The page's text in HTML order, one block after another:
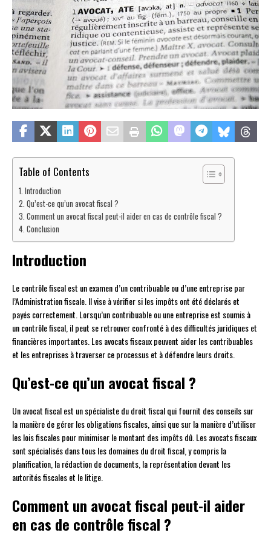
Table of Contents
Introduction
Qu’est-ce qu’un avocat fiscal ?
Comment un avocat fiscal peut-il aider en cas de contrôle fiscal ?
Conclusion
Introduction
Le contrôle fiscal est un examen d’un contribuable ou d’une entreprise par
l’Administration fiscale. Il vise à vérifier si les impôts ont été déclarés et
payés correctement. Lorsqu’un contribuable ou une entreprise est soumis à
un contrôle fiscal, il peut se retrouver confronté à des difficultés juridiques et
financières importantes. Les avocats fiscaux peuvent aider les contribuables
et les entreprises à traverser ce processus et à défendre leurs droits.
Qu’est-ce qu’un avocat fiscal ?
Un avocat fiscal est un spécialiste du droit fiscal qui fournit des conseils sur
la manière de gérer les obligations fiscales, ainsi que sur la manière d’utiliser
les lois fiscales pour minimiser le montant des impôts dû. Les avocats fiscaux
sont spécialisés dans tous les domaines du droit fiscal, y compris la
planification, la rédaction de documents, la représentation devant les
autorités fiscales et le litige.
Comment un avocat fiscal peut-il aider
en cas de contrôle fiscal ?